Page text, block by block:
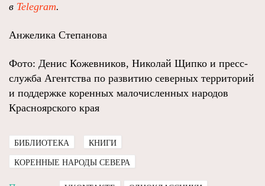
в Telegram.
Анжелика Степанова
Фото: Денис Кожевников, Николай Щипко и пресс-
служба Агентства по развитию северных территорий
и поддержке коренных малочисленных народов
Красноярского края
БИБЛИОТЕКА КНИГИ
КОРЕННЫЕ НАРОДЫ СЕВЕРА